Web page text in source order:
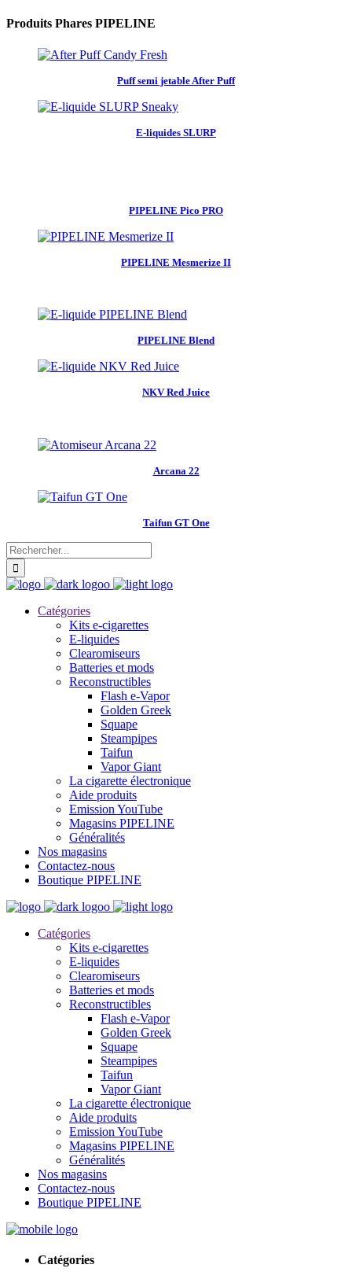
Produits Phares PIPELINE
Puff semi jetable After Puff
E-liquides SLURP
PIPELINE Pico PRO
PIPELINE Mesmerize II
PIPELINE Blend
NKV Red Juice
Arcana 22
Taifun GT One
Catégories
Kits e-cigarettes
E-liquides
Clearomiseurs
Batteries et mods
Reconstructibles
Flash e-Vapor
Golden Greek
Squape
Steampipes
Taifun
Vapor Giant
La cigarette électronique
Aide produits
Emission YouTube
Magasins PIPELINE
Généralités
Nos magasins
Contactez-nous
Boutique PIPELINE
Catégories
Kits e-cigarettes
E-liquides
Clearomiseurs
Batteries et mods
Reconstructibles
Flash e-Vapor
Golden Greek
Squape
Steampipes
Taifun
Vapor Giant
La cigarette électronique
Aide produits
Emission YouTube
Magasins PIPELINE
Généralités
Nos magasins
Contactez-nous
Boutique PIPELINE
Catégories